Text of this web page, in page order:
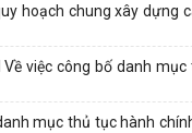
hoạch chung xây dựng
việc công bố danh
mục thủ tục hành